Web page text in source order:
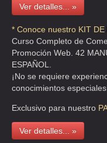
Ver detalles... »
* Conoce nuestro KIT DE
Curso Completo de
Promoción Web. 42
ESPAÑOL.
¡No se requiere
conocimientos
Exclusivo para nuestro
Ver detalles... »